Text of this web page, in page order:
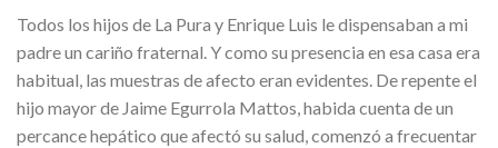
Todos los hijos de La Pura y Enrique Luis le dispensaban a mi
padre un cariño fraternal. Y como su presencia en esa casa era
habitual, las muestras de afecto eran evidentes. De repente el
hijo mayor de Jaime Egurrola Mattos, habida cuenta de un
percance hepático que afectó su salud, comenzó a frecuentar